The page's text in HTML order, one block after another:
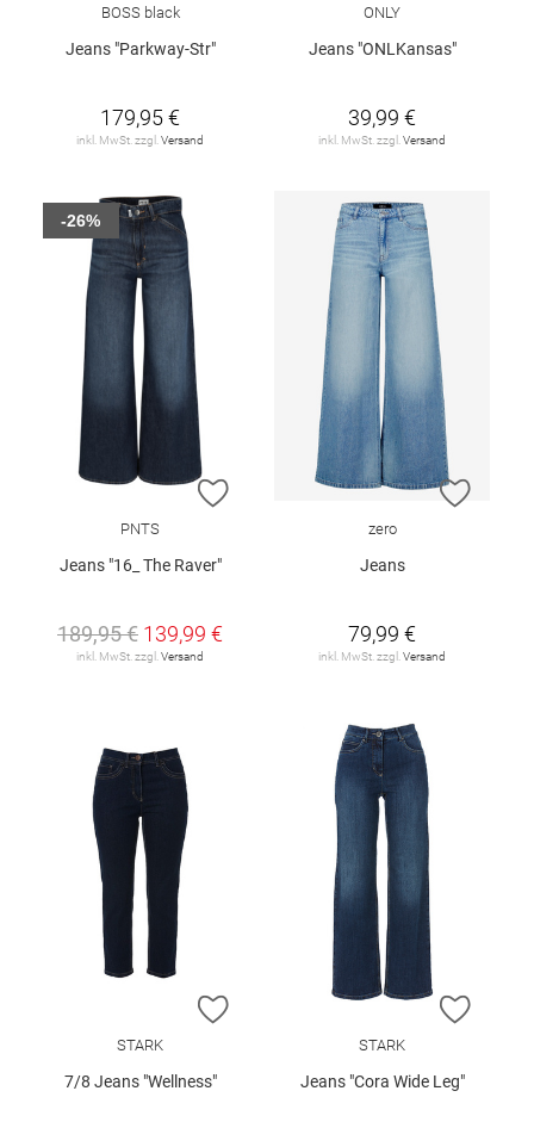
BOSS black
Jeans "Parkway-Str"
179,95 €
inkl. MwSt. zzgl.Versand
ONLY
Jeans "ONLKansas"
39,99 €
inkl. MwSt. zzgl.Versand
ZUR WUNSCHLISTE HINZUFÜGEN
PNTS
Jeans "16_ The Raver"
189,95 € 139,99 €
inkl. MwSt. zzgl.Versand
-26%
ZUR
zero
Jeans
79,99 €
inkl. MwSt. zzgl.Versand
ZUR WUNSCHLISTE HINZUFÜGEN
STARK
7/8 Jeans "Wellness"
ZUR
STARK
Jeans "Cora Wide Leg"